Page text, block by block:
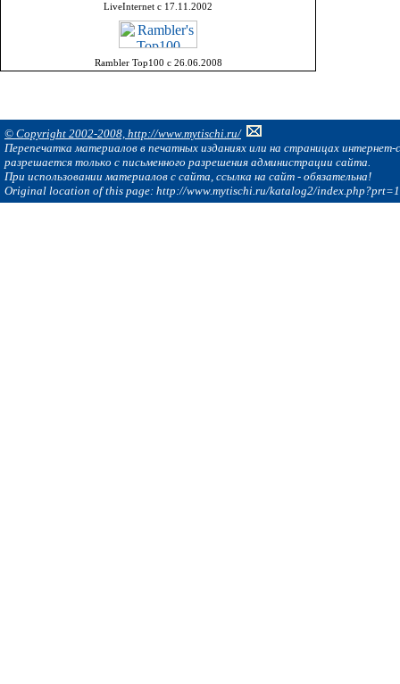
LiveInternet с 17.11.2002
Rambler Top100 с 26.06.2008
© Copyright 2002-2008, http://www.mytischi.ru/
Перепечатка материалов в печатных изданиях или на страницах интернет-
разрешается только с письменного разрешения администрации сайта.
При использовании материалов с сайта, ссылка на сайт - обязательна!
Original location of this page: http://www.mytischi.ru/katalog2/